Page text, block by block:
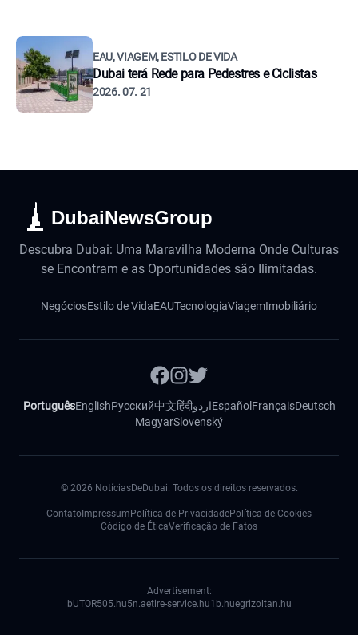
EAU, VIAGEM, ESTILO DE VIDA
Dubai terá Rede para Pedestres e Ciclistas
2026. 07. 21
DubaiNewsGroup
Descubra Dubai: Uma Maravilha Moderna Onde Culturas
se Encontram e as Oportunidades são Ilimitadas.
NegóciosEstilo de VidaEAUTecnologiaViagemImobiliário
PortuguêsEnglishРусский中文हिंदीاردوEspañol FrançaisDeutsch
MagyarSlovenský
© 2026 NotíciasDeDubai. Todos os direitos reservados.
Contato Impressum Política de PrivacidadePolítica de Cookies
Código de ÉticaVerificação de Fatos
Advertisement:
bUTOR505.hu5n.aetire-service.hu1b.huegrizoltan.hu